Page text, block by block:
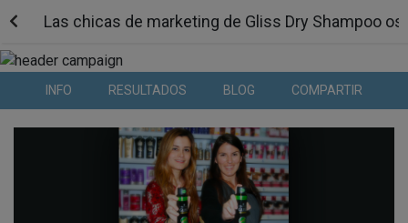
Las chicas de marketing de Gliss Dry Shampoo os
INFO RESULTADOS BLOG COMPARTIR